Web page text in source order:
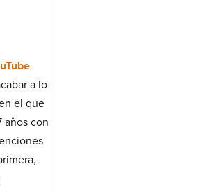
a lo
el que
años con